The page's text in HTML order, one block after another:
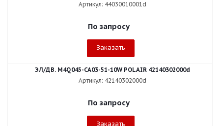
Артикул: 44030010001d
По запросу
Заказать
ЭЛ/ДВ. M4Q045-CA03-51-10W POLAIR 42140302000d
Артикул: 42140302000d
По запросу
Заказать